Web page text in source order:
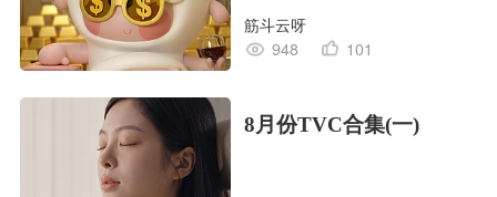
筋斗云呀
948
101
8月份TVC合集(一)